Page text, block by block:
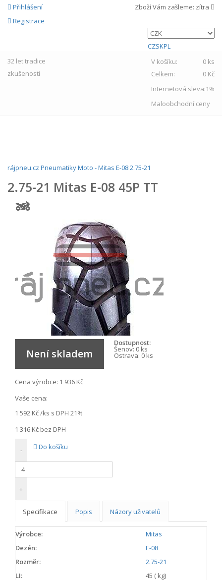
Přihlášení
Registrace
Zboží Vám zašleme: zítra
CZSKPL
32 lettradice
zkušenosti
V košíku:
0 ks
Celkem:
0 Kč
Internetová sleva:1%
Maloobchodní ceny
rájpneu.cz PneumatikyMoto -Mitas E-082.75-21
2.75-21 Mitas E-08 45P TT
Není skladem
Dostupnost:
Šenov: 0 ks
Ostrava: 0 ks
Cena výrobce: 1 936 Kč
Vaše cena:
1 592 Kč/ks s DPH 21%
1 316 Kč bez DPH
-
+
Do košíku
Specifikace Popis Názory uživatelů
Výrobce:
Mitas
Dezén:
E-08
Rozměr:
2.75-21
LI:
45 ( kg)